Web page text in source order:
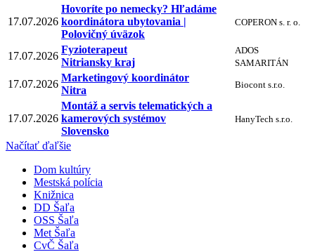
17.07.2026
Hovoríte po nemecky? Hľadáme
koordinátora ubytovania |
Polovičný úväzok
COPERON s. r. o.
17.07.2026
Fyzioterapeut
Nitriansky kraj
ADOS
SAMARITÁN
17.07.2026
Marketingový koordinátor
Nitra
Biocont s.r.o.
17.07.2026
Montáž a servis telematických a
kamerových systémov
Slovensko
HanyTech s.r.o.
Načítať ďaľšie
Dom kultúry
Mestská polícia
Knižnica
DD Šaľa
OSS Šaľa
Met Šaľa
CvČ Šaľa